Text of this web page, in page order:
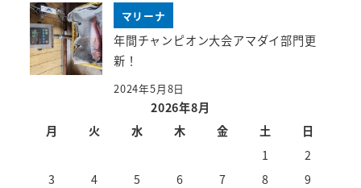
マリーナ
年間チャンピオン大会アマダイ部門更
新！
2024年5月8日
2026年8月
月
火 水 木 金 土
日
1
2
3
4 5 6 7 8
9